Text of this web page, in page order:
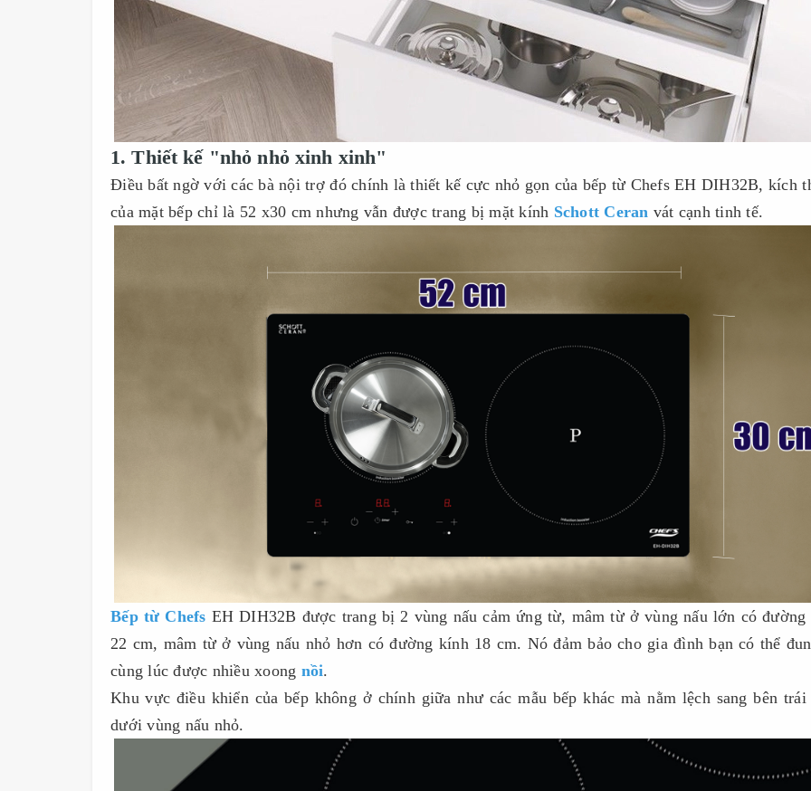
1. Thiết kế "nhỏ nhỏ xinh xinh"
Điều bất ngờ với các bà nội trợ đó chính là thiết kế cực nhỏ gọn của bếp từ Chefs EH DIH32B, kích
của mặt bếp chỉ là 52 x30 cm nhưng vẫn được trang bị mặt kính Schott Ceran vát cạnh tinh tế.
Bếp từ Chefs EH DIH32B được trang bị 2 vùng nấu cảm ứng từ, mâm từ ở vùng nấu lớn có đường
22 cm, mâm từ ở vùng nấu nhỏ hơn có đường kính 18 cm. Nó đảm bảo cho gia đình bạn có thể
cùng lúc được nhiều xoong nồi.
Khu vực điều khiển của bếp không ở chính giữa như các mẫu bếp khác mà nằm lệch sang bên trái
dưới vùng nấu nhỏ.